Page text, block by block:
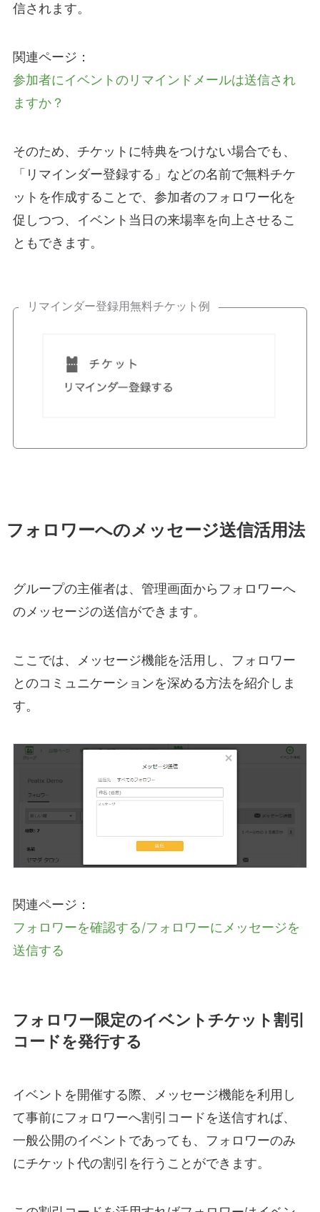
信されます。
関連ページ：
参加者にイベントのリマインドメールは送信され
ますか？
そのため、チケットに特典をつけない場合でも、
「リマインダー登録する」などの名前で無料チケ
ットを作成することで、参加者のフォロワー化を
促しつつ、イベント当日の来場率を向上させるこ
ともできます。
リマインダー登録用無料チケット例
フォロワーへのメッセージ送信活用法
グループの主催者は、管理画面からフォロワーへ
のメッセージの送信ができます。
ここでは、メッセージ機能を活用し、フォロワー
とのコミュニケーションを深める方法を紹介しま
す。
関連ページ：
フォロワーを確認する/フォロワーにメッセージを
送信する
フォロワー限定のイベントチケット割引
コードを発行する
イベントを開催する際、メッセージ機能を利用し
て事前にフォロワーへ割引コードを送信すれば、
一般公開のイベントであっても、フォロワーのみ
にチケット代の割引を行うことができます。